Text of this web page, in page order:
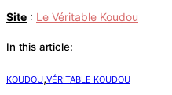
Site : Le Véritable Koudou
In this article:
KOUDOU,VÉRITABLE KOUDOU